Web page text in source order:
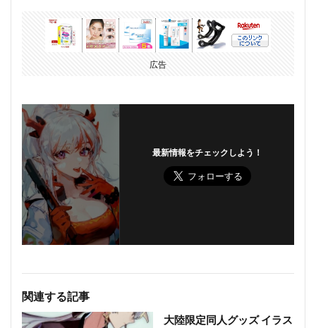
広告
最新情報をチェックしよう！
関連する記事
大陸限定同人グッズ イラス